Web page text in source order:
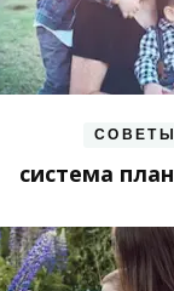
СОВЕТЫ
система